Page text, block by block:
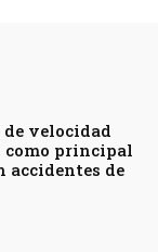
de velocidad
como principal
accidentes de